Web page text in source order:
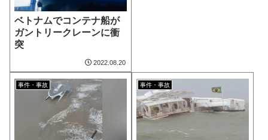
ベトナムでコンテナ船が
ガントリークレーンに衝
突
2022.08.20
事件・事故 事件・事故